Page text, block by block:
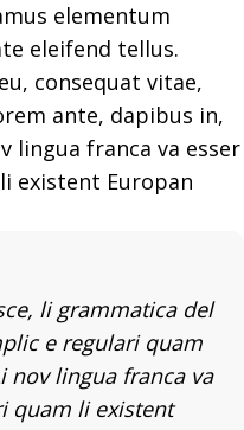
elementum
eleifend tellus.
consequat vitae,
ante, dapibus in,
lingua franca va esser
existent Europan
li grammatica del
e regulari quam
nov lingua franca va
quam li existent